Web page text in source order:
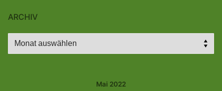
ARCHIV
Archiv
Mai 2022